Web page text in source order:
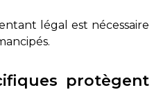
légal est nécessaire
protègent